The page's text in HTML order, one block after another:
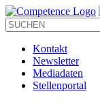
Kontakt
Newsletter
Mediadaten
Stellenportal